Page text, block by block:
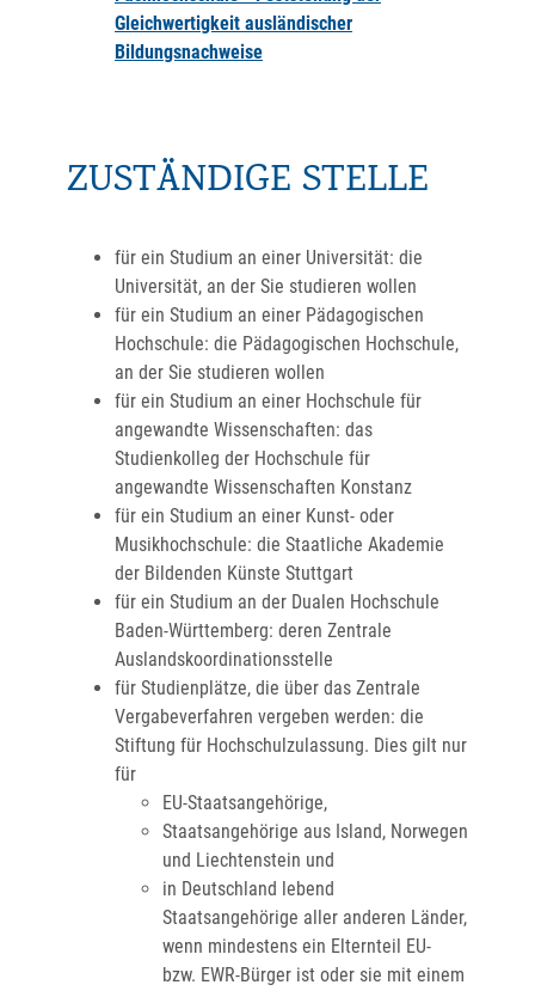
Gleichwertigkeit ausländischer
Bildungsnachweise
ZUSTÄNDIGE STELLE
für ein Studium an einer Universität: die
Universität, an der Sie studieren wollen
für ein Studium an einer Pädagogischen
Hochschule: die Pädagogischen Hochschule,
an der Sie studieren wollen
für ein Studium an einer Hochschule für
angewandte Wissenschaften: das
Studienkolleg der Hochschule für
angewandte Wissenschaften Konstanz
für ein Studium an einer Kunst- oder
Musikhochschule: die Staatliche Akademie
der Bildenden Künste Stuttgart
für ein Studium an der Dualen Hochschule
Baden-Württemberg: deren Zentrale
Auslandskoordinationsstelle
für Studienplätze, die über das Zentrale
Vergabeverfahren vergeben werden: die
Stiftung für Hochschulzulassung. Dies gilt nur
für
EU-Staatsangehörige,
Staatsangehörige aus Island, Norwegen
und Liechtenstein und
in Deutschland lebend
Staatsangehörige aller anderen Länder,
wenn mindestens ein Elternteil EU-
bzw. EWR-Bürger ist oder sie mit einem